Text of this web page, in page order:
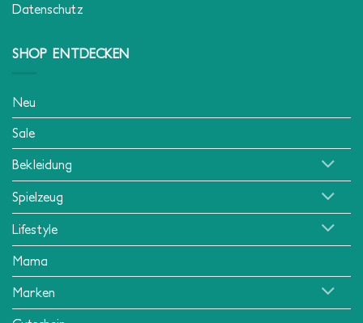
Datenschutz
SHOP ENTDECKEN
Neu
Sale
Bekleidung
Spielzeug
Lifestyle
Mama
Marken